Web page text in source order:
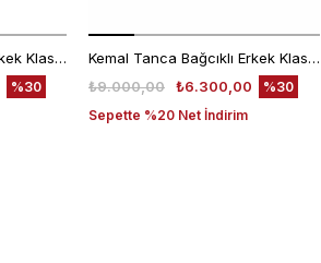
Kemal Tanca Bağcıklı Erkek Klasik Ayakkabı 700
%30
Kemal Tanca Bağcıklı Erkek Klasik Ayakkabı 700
₺6.300,00
₺9.000,00
Sepette %20 Net İndirim
%30